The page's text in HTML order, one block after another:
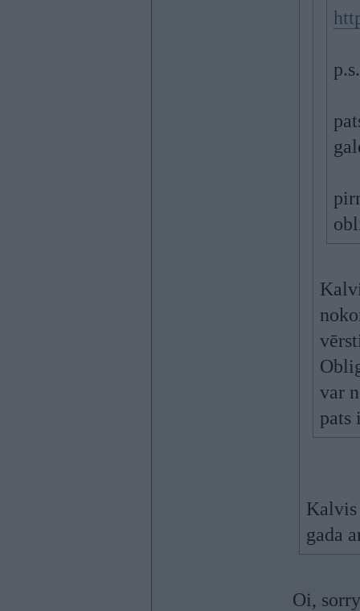
p.s.
var
pats
Kalvis
gada
Oi,